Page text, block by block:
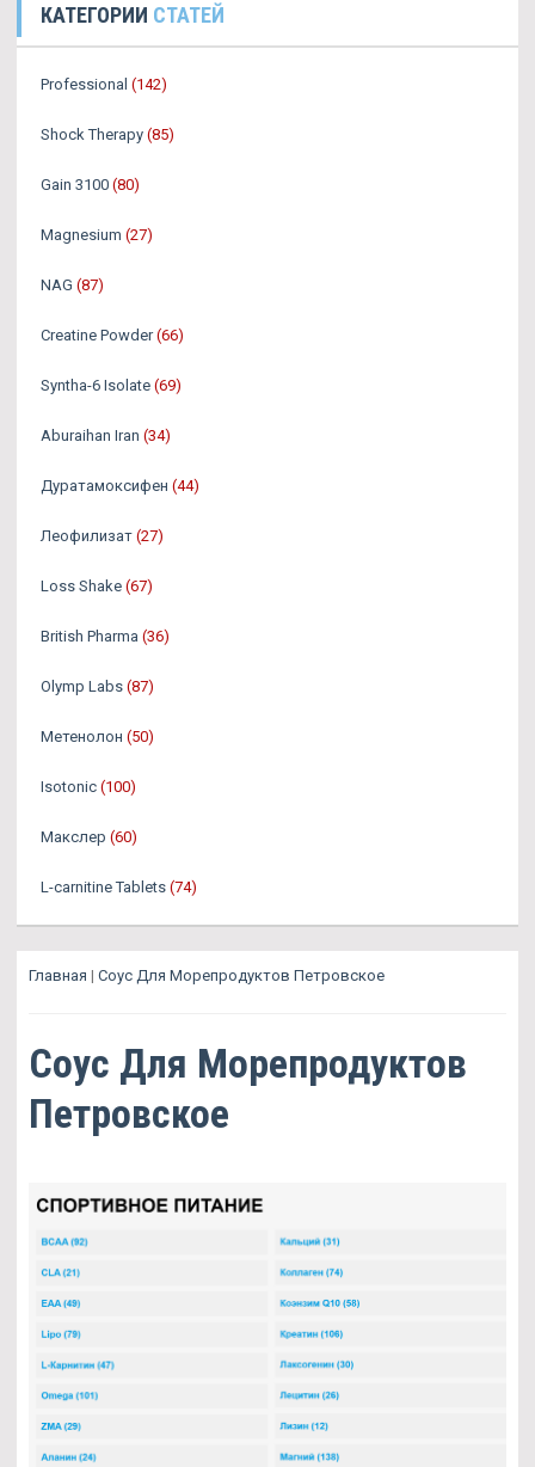
КАТЕГОРИИ СТАТЕЙ
Professional (142)
Shock Therapy (85)
Gain 3100 (80)
Magnesium (27)
NAG (87)
Creatine Powder (66)
Syntha-6 Isolate (69)
Aburaihan Iran (34)
Дуратамоксифен (44)
Леофилизат (27)
Loss Shake (67)
British Pharma (36)
Olymp Labs (87)
Метенолон (50)
Isotonic (100)
Макслер (60)
L-carnitine Tablets (74)
Главная | Соус Для Морепродуктов Петровское
Соус Для Морепродуктов
Петровское